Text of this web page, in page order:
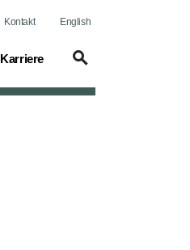
Kontakt English
Karriere
(current)